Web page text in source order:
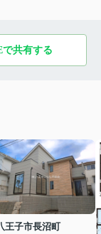
共有する
王子市長沼町